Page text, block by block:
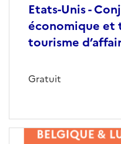
Etats-Unis -
économique et
tourisme
Gratuit